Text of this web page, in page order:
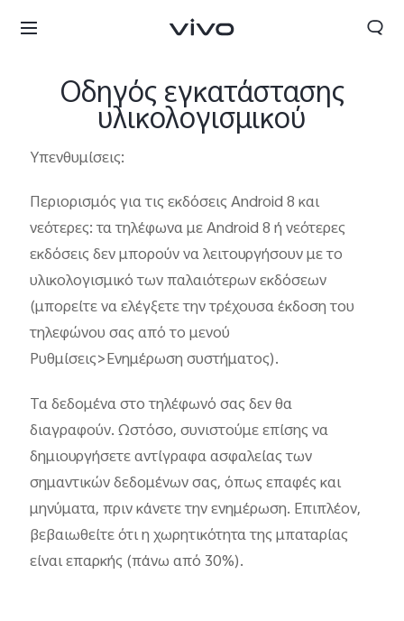
Greece | Επιλέξτε χώρα/περιοχή
Οδηγός εγκατάστασης
υλικολογισμικού
Υπενθυμίσεις:
Περιορισμός για τις εκδόσεις Android 8 και
νεότερες: τα τηλέφωνα με Android 8 ή νεότερες
εκδόσεις δεν μπορούν να λειτουργήσουν με το
υλικολογισμικό των παλαιότερων εκδόσεων
(μπορείτε να ελέγξετε την τρέχουσα έκδοση του
τηλεφώνου σας από το μενού
Ρυθμίσεις>Ενημέρωση συστήματος).
Τα δεδομένα στο τηλέφωνό σας δεν θα
διαγραφούν. Ωστόσο, συνιστούμε επίσης να
δημιουργήσετε αντίγραφα ασφαλείας των
σημαντικών δεδομένων σας, όπως επαφές και
μηνύματα, πριν κάνετε την ενημέρωση. Επιπλέον,
βεβαιωθείτε ότι η χωρητικότητα της μπαταρίας
είναι επαρκής (πάνω από 30%).